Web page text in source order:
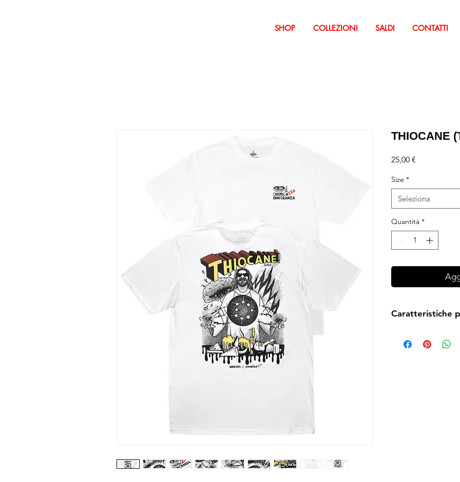
SHOP COLLEZIONI SALDI CONTATTI
THIOCANE
25,00 €
Size *
Seleziona
Quantità *
Caratteristiche
Dubbi sulla taglia?